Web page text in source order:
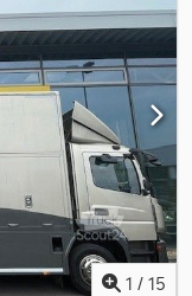
1 / 15